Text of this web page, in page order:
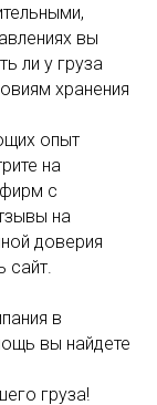
вы
ли у груза
хранения
опыт
на
с
на
доверия
сайт.
в
вы найдете
груза!